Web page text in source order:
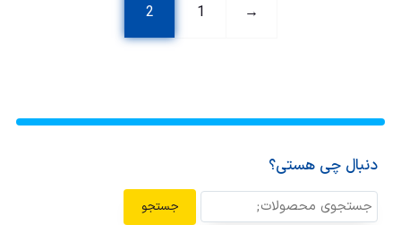
→
1
2
دنبال چی هستی؟
جستجو